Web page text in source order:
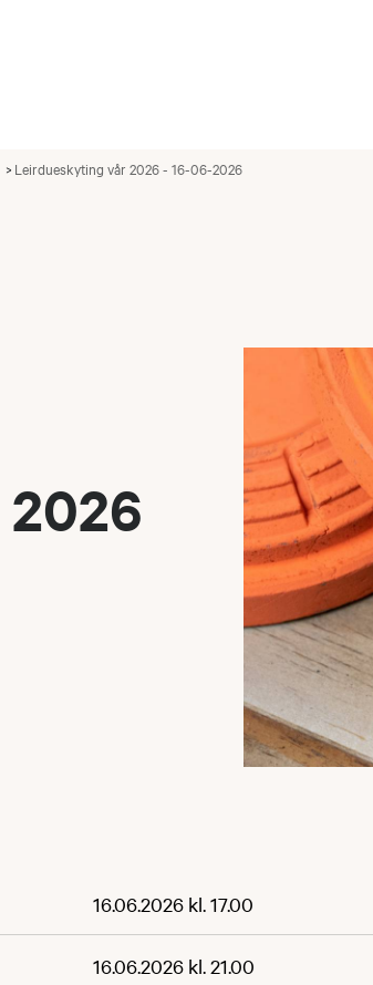
Leirdueskyting vår 2026 - 16-06-2026
16.06.2026 kl. 17.00
16.06.2026 kl. 21.00